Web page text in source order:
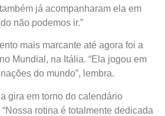
já acompanharam ela em
não podemos ir.”
mais marcante até agora foi a
Mundial, na Itália. “Ela jogou em
do mundo”, lembra.
gira em torno do calendário
rotina é totalmente dedicada